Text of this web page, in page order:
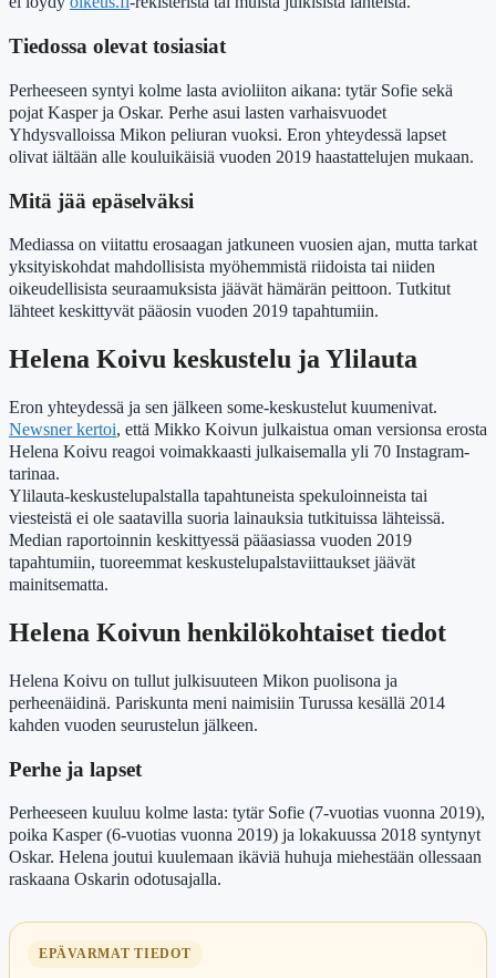
Tiedossa olevat tosiasiat
Perheeseen syntyi kolme lasta avioliiton aikana: tytär Sofie sekä
pojat Kasper ja Oskar. Perhe asui lasten varhaisvuodet
Yhdysvalloissa Mikon peliuran vuoksi. Eron yhteydessä lapset
olivat iältään alle kouluikäisiä vuoden 2019 haastattelujen mukaan.
Mitä jää epäselväksi
Mediassa on viitattu erosaagan jatkuneen vuosien ajan, mutta tarkat
yksityiskohdat mahdollisista myöhemmistä riidoista tai niiden
oikeudellisista seuraamuksista jäävät hämärän peittoon. Tutkitut
lähteet keskittyvät pääosin vuoden 2019 tapahtumiin.
Helena Koivu keskustelu ja Ylilauta
Eron yhteydessä ja sen jälkeen some-keskustelut kuumenivat.
Newsner kertoi, että Mikko Koivun julkaistua oman versionsa erosta
Helena Koivu reagoi voimakkaasti julkaisemalla yli 70 Instagram-
tarinaa.
Ylilauta-keskustelupalstalla tapahtuneista spekuloinneista tai
viesteistä ei ole saatavilla suoria lainauksia tutkituissa lähteissä.
Median raportoinnin keskittyessä pääasiassa vuoden 2019
tapahtumiin, tuoreemmat keskustelupalstaviittaukset jäävät
mainitsematta.
Helena Koivun henkilökohtaiset tiedot
Helena Koivu on tullut julkisuuteen Mikon puolisona ja
perheenäidinä. Pariskunta meni naimisiin Turussa kesällä 2014
kahden vuoden seurustelun jälkeen.
Perhe ja lapset
Perheeseen kuuluu kolme lasta: tytär Sofie (7-vuotias vuonna 2019),
poika Kasper (6-vuotias vuonna 2019) ja lokakuussa 2018 syntynyt
Oskar. Helena joutui kuulemaan ikäviä huhuja miehestään ollessaan
raskaana Oskarin odotusajalla.
EPÄVARMAT TIEDOT